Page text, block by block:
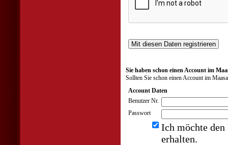
Sie haben schon einen Account im
Sollten Sie schon einen Account im
Account Daten
Benutzer Nr.
Passwort
Ich möchte
erhalten.